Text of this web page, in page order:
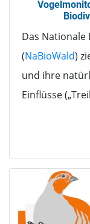
Das
(NaBioWald)
und ihre
Einflüsse